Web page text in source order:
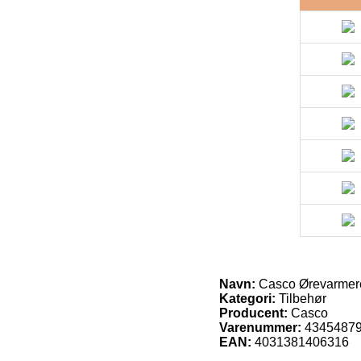
Navn: Casco
Kategori: Tilbehør
Producent: Casco
Varenummer:
EAN: 4031381406316